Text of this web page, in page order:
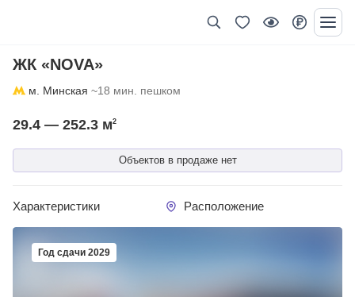
ЖК «NOVA»
м. Минская ~18 мин. пешком
Объектов в продаже нет
29.4 — 252.3 м2
Характеристики Расположение
Год сдачи 2029